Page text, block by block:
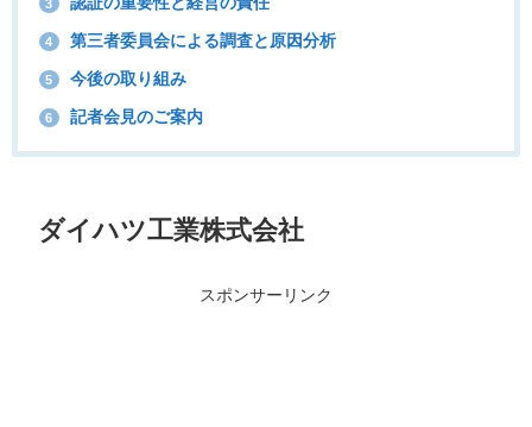
3
4 第三者委員会による調査と原因分析
5 今後の取り組み
6 記者会見のご案内
ダイハツ工業株式会社
スポンサーリンク